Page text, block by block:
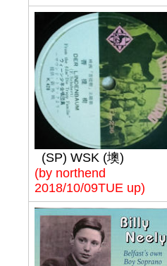
(SP) WSK (墺)
(by northend
2018/10/09TUE up)